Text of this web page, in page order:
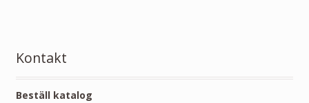
Kontakt
Beställ katalog